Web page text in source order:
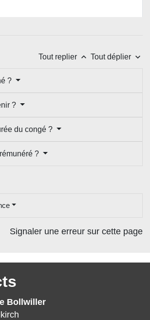
Tout replier keyboard_arrow_up Tout déplier keyboard_arrow_down
?
?
du congé ?
?
Signaler une erreur sur cette page
Bollwiller